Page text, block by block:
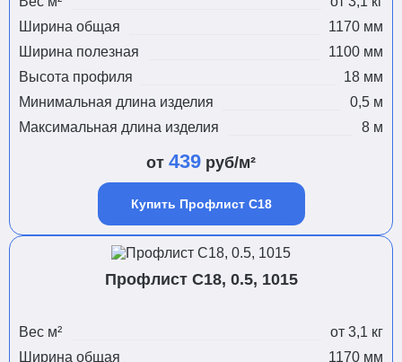
Ширина общая
1170 мм
Ширина полезная
1100 мм
Высота профиля
18 мм
Минимальная длина изделия
0,5 м
Максимальная длина изделия
8 м
от 439 руб/м²
Купить Профлист С18
Профлист С18, 0.5, 1015
Вес м²
от 3,1 кг
Ширина общая
1170 мм